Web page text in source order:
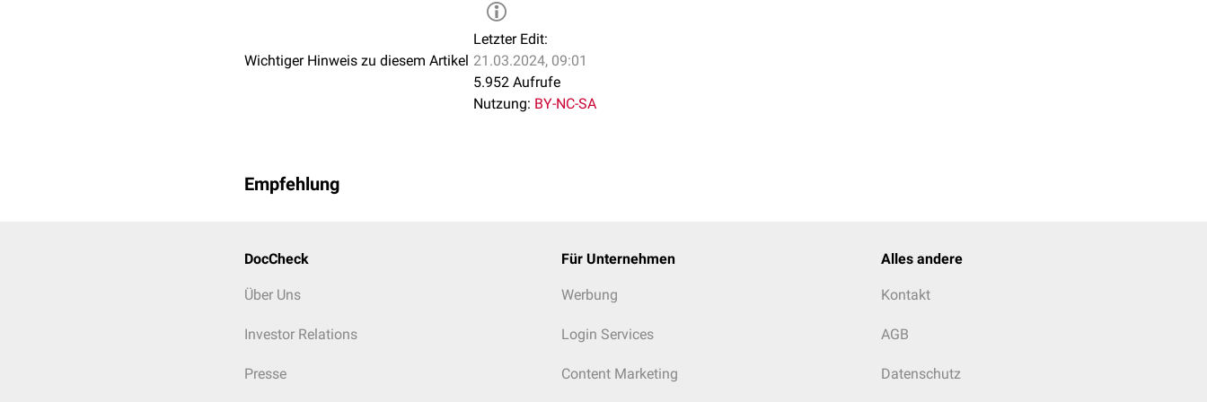
Wichtiger Hinweis zu diesem Artikel
Letzter Edit:
21.03.2024, 09:01
5.952 Aufrufe
Nutzung: BY-NC-SA
Empfehlung
DocCheck
Über Uns
Investor Relations
Presse
Für Unternehmen
Werbung
Login Services
Content Marketing
Alles andere
Kontakt
AGB
Datenschutz